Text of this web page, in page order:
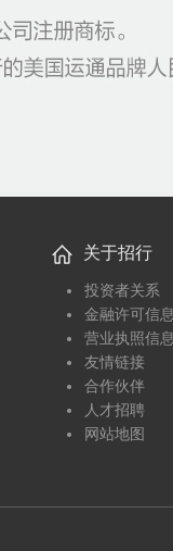
关于招行
投资者关系
金融许可信
营业执照信
友情链接
合作伙伴
人才招聘
网站地图